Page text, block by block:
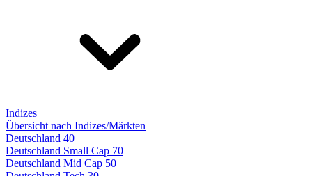
Indizes
Übersicht nach Indizes/Märkten
Deutschland 40
Deutschland Small Cap 70
Deutschland Mid Cap 50